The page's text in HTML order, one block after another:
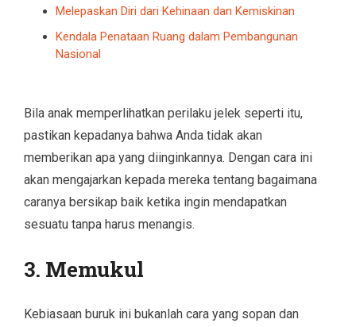
Melepaskan Diri dari Kehinaan dan Kemiskinan
Kendala Penataan Ruang dalam Pembangunan
Nasional
Bila anak memperlihatkan perilaku jelek seperti itu,
pastikan kepadanya bahwa Anda tidak akan
memberikan apa yang diinginkannya. Dengan cara ini
akan mengajarkan kepada mereka tentang bagaimana
caranya bersikap baik ketika ingin mendapatkan
sesuatu tanpa harus menangis.
3. Memukul
Kebiasaan buruk ini bukanlah cara yang sopan dan